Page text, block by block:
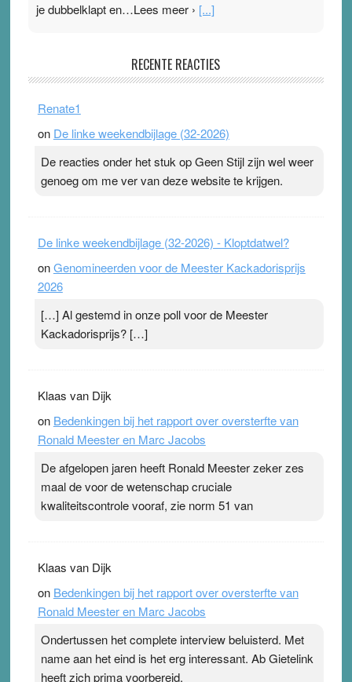
je dubbelklapt en…Lees meer › [...]
Ward van Beek
topsporters. Ze hopen ermee hun hartslag te verlagen
terwijl ze meer zuurstof opnemen. Daarop heeft zo’n
ademen’ kan goud waard zijn. Door…Lees meer
Pleisterplakkers in de topspsort ›[...]
RECENTE REACTIES
Renate1
on De linke weekendbijlage (32-2026)
De reacties onder het stuk op Geen Stijl zijn wel weer
genoeg om me ver van deze website te krijgen.
De linke weekendbijlage (32-2026) - Kloptdatwel?
onGenomineerden voor de Meester Kackadorisprijs
2026
[…] Al gestemd in onze poll voor de Meester
Kackadorisprijs? […]
Klaas van Dijk
on Bedenkingen bij het rapport over oversterfte van
Ronald Meester en Marc Jacobs
De afgelopen jaren heeft Ronald Meester zeker zes
maal de voor de wetenschap cruciale
kwaliteitscontrole vooraf, zie norm 51 van
Klaas van Dijk
on Bedenkingen bij het rapport over oversterfte van
Ronald Meester en Marc Jacobs
Ondertussen het complete interview beluisterd. Met
name aan het eind is het erg interessant. Ab Gietelink
heeft zich prima voorbereid.